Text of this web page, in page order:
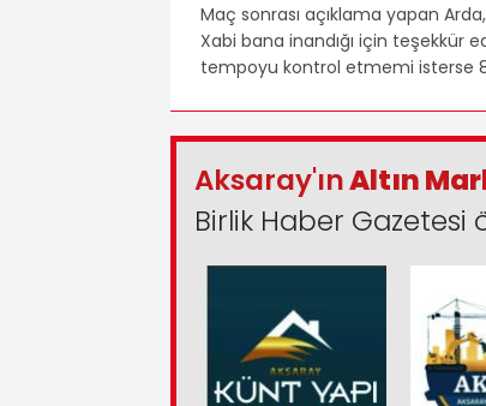
Maç sonrası açıklama yapan
Xabi bana inandığı için teşekkür
tempoyu kontrol etmemi isterse
Aksaray'ınAltın
Birlik Haber Gazetesi